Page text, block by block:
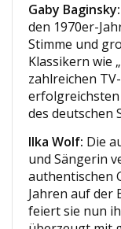
Gaby Baginsky:
den 1970er-
Stimme und
Klassikern wie
zahlreichen
des deutschen
Ilka Wolf: Die
und Sängerin
authentischen
Jahren auf der
feiert sie nun